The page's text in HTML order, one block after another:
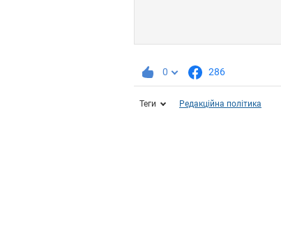
0 286
Теги Редакційна політика